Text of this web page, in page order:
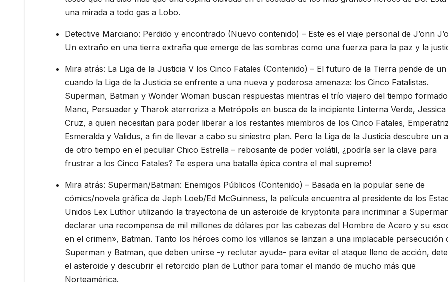
una mirada a todo gas a Lobo.
Detective Marciano: Perdido y encontrado (Nuevo contenido) – Este es el viaje personal de J’onn
Un extraño en una tierra extraña que emerge de las sombras como una fuerza para la paz y la
Mira atrás: La Liga de la Justicia V los Cinco Fatales (Contenido) – El futuro de la Tierra pende de
cuando la Liga de la Justicia se enfrente a una nueva y poderosa amenaza: los Cinco Fatalistas.
Superman, Batman y Wonder Woman buscan respuestas mientras el trío viajero del tiempo
Mano, Persuader y Tharok aterroriza a Metrópolis en busca de la incipiente Linterna Verde, Jessica
Cruz, a quien necesitan para poder liberar a los restantes miembros de los Cinco Fatales,
Esmeralda y Validus, a fin de llevar a cabo su siniestro plan. Pero la Liga de la Justicia descubre un
de otro tiempo en el peculiar Chico Estrella – rebosante de poder volátil, ¿podría ser la clave para
frustrar a los Cinco Fatales? Te espera una batalla épica contra el mal supremo!
Mira atrás: Superman/Batman: Enemigos Públicos (Contenido) – Basada en la popular serie de
cómics/novela gráfica de Jeph Loeb/Ed McGuinness, la película encuentra al presidente de los
Unidos Lex Luthor utilizando la trayectoria de un asteroide de kryptonita para incriminar a
declarar una recompensa de mil millones de dólares por las cabezas del Hombre de Acero y su
en el crimen», Batman. Tanto los héroes como los villanos se lanzan a una implacable persecución
Superman y Batman, que deben unirse -y reclutar ayuda- para evitar el ataque lleno de acción,
el asteroide y descubrir el retorcido plan de Luthor para tomar el mando de mucho más que
Norteamérica.